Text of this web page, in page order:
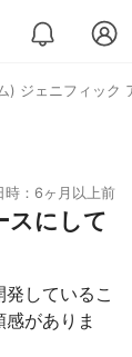
) ジェニフィック
時：6ヶ月以上前
スにして
しているこ
がありま